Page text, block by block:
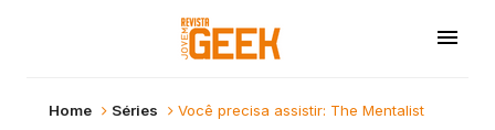
Home Séries Você precisa assistir: The Mentalist